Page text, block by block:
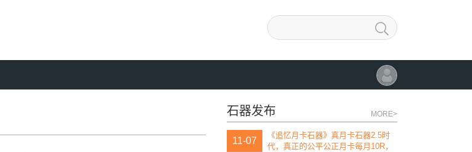
石器发布 MORE>
11-07
《追忆月卡石器》真月卡石器2.5时
代，真正的公平公正月卡每月10R，